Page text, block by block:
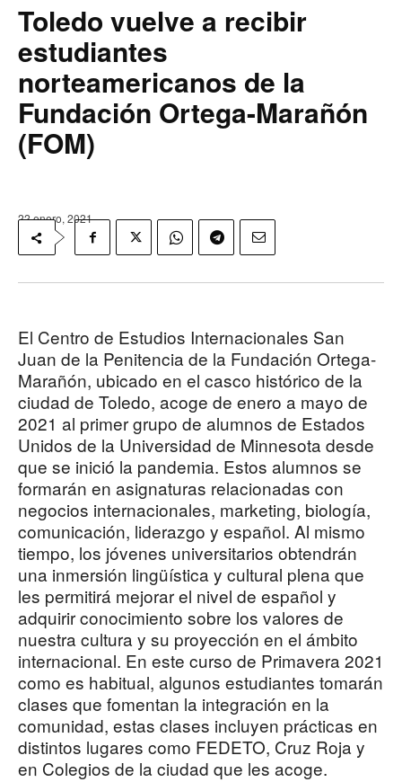
Toledo vuelve a recibir
estudiantes
norteamericanos de la
Fundación Ortega-Marañón
(FOM)
22 enero, 2021
El Centro de Estudios Internacionales San
Juan de la Penitencia de la Fundación Ortega-
Marañón, ubicado en el casco histórico de la
ciudad de Toledo, acoge de enero a mayo de
2021 al primer grupo de alumnos de Estados
Unidos de la Universidad de Minnesota desde
que se inició la pandemia. Estos alumnos se
formarán en asignaturas relacionadas con
negocios internacionales, marketing, biología,
comunicación, liderazgo y español. Al mismo
tiempo, los jóvenes universitarios obtendrán
una inmersión lingüística y cultural plena que
les permitirá mejorar el nivel de español y
adquirir conocimiento sobre los valores de
nuestra cultura y su proyección en el ámbito
internacional. En este curso de Primavera 2021
como es habitual, algunos estudiantes tomarán
clases que fomentan la integración en la
comunidad, estas clases incluyen prácticas en
distintos lugares como FEDETO, Cruz Roja y
en Colegios de la ciudad que les acoge.